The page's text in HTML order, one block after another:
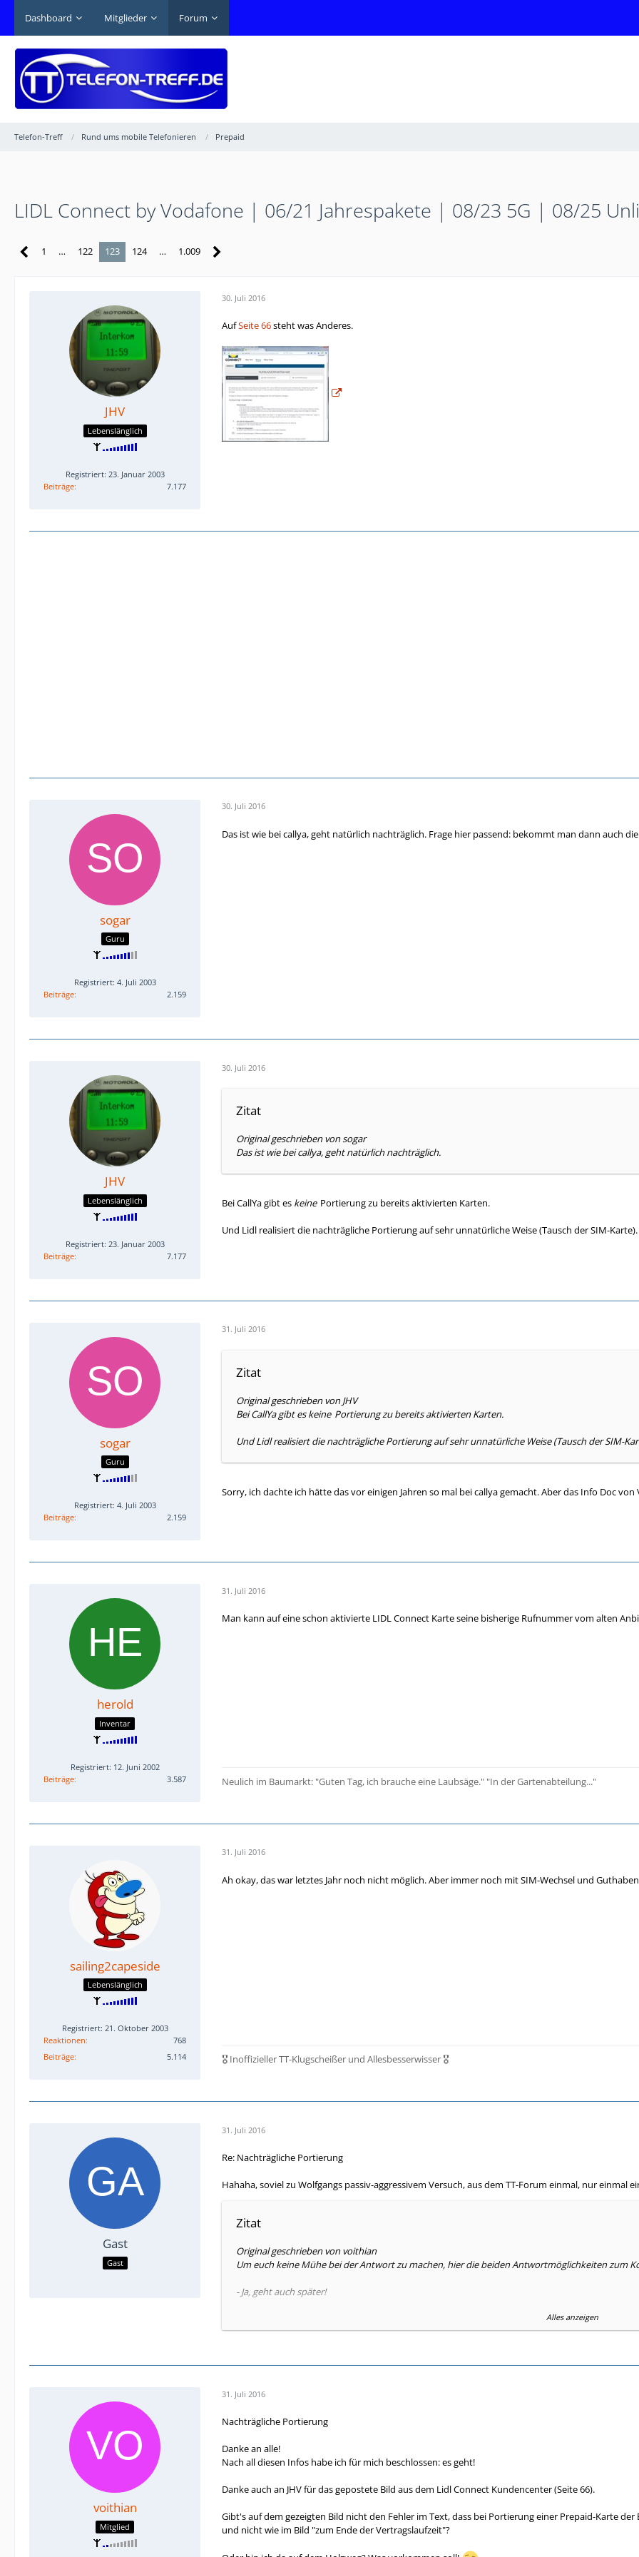
Dashboard Mitglieder Forum
Telefon-Treff Rund ums mobile Telefonieren Prepaid
LIDL Connect by Vodafone | 06/21 Jahrespakete | 08/23 5G | 08/25
1 … 122 123 124 … 1.009
JHV
Lebenslänglich
Registriert: 23. Januar 2003
Beiträge
7.177
30. Juli 2016
AufSeite 66steht was Anderes.
sogar
Guru
Registriert: 4. Juli 2003
Beiträge
2.159
30. Juli 2016
Das ist wie bei callya, geht natürlich nachträglich. Frage hier passend: bekommt man dann auch die
JHV
Lebenslänglich
Registriert: 23. Januar 2003
Beiträge
7.177
30. Juli 2016
Zitat
Original geschrieben von sogar
Das ist wie bei callya, geht natürlich nachträglich.
Bei CallYa gibt es keine Portierung zu bereits aktivierten Karten.
Und Lidl realisiert die nachträgliche Portierung auf sehr unnatürliche Weise (Tausch der SIM-Karte).
sogar
Guru
Registriert: 4. Juli 2003
Beiträge
2.159
31. Juli 2016
Zitat
Original geschrieben von JHV
Bei CallYa gibt eskeine Portierung zu bereits aktivierten Karten.
Und Lidl realisiert die nachträgliche Portierung auf sehr unnatürliche Weise (Tausch der SIM-
Sorry, ich dachte ich hätte das vor einigen Jahren so mal bei callya gemacht. Aber das Info Doc
herold
Inventar
Registriert: 12. Juni 2002
Beiträge
3.587
31. Juli 2016
Man kann auf eine schon aktivierte LIDL Connect Karte seine bisherige Rufnummer vom alten
Neulich im Baumarkt: "Guten Tag, ich brauche eine Laubsäge." "In der Gartenabteilung..."
sailing2capeside
Lebenslänglich
Registriert: 21. Oktober 2003
Reaktionen
768
Beiträge
5.114
31. Juli 2016
Ah okay, das war letztes Jahr noch nicht möglich. Aber immer noch mit SIM-Wechsel und
🎖️ Inoffizieller TT-Klugscheißer und Allesbesserwisser 🎖️
Gast
Gast
31. Juli 2016
Re: Nachträgliche Portierung
Hahaha, soviel zu Wolfgangs passiv-aggressivem Versuch, aus dem TT-Forum einmal, nur einmal
Zitat
Original geschrieben von voithian
Um euch keine Mühe bei der Antwort zu machen, hier die beiden Antwortmöglichkeiten zum
- Ja, geht auch später!
Alles anzeigen
voithian
Mitglied
31. Juli 2016
Nachträgliche Portierung
Danke an alle!
Nach all diesen Infos habe ich für mich beschlossen: es geht!
Danke auch an JHV für das gepostete Bild aus dem Lidl Connect Kundencenter (Seite 66).
Gibt's auf dem gezeigten Bild nicht den Fehler im Text, dass bei Portierung einer Prepaid-Karte
und nicht wie im Bild "zum Ende der Vertragslaufzeit"?